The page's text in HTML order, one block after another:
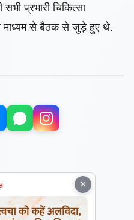
प्रभारी चिकित्सा
माध्यम से बैठक से जुड़े हुए थे.
×